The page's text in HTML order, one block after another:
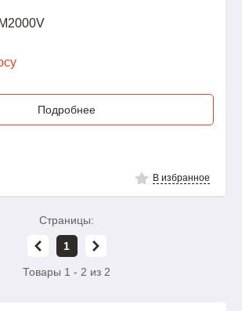
Подробнее
В избранное
Товары 1 - 2 из 2
Страницы:
1